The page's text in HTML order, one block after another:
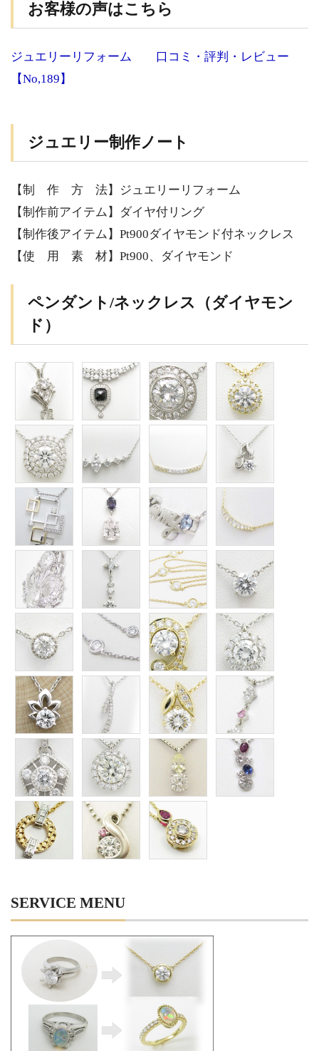
お客様の声はこちら
ジュエリーリフォーム 口コミ・評判・レビュー
【No,189】
ジュエリー制作ノート
【制 作 方 法】ジュエリーリフォーム
【制作前アイテム】ダイヤ付リング
【制作後アイテム】Pt900ダイヤモンド付ネックレス
【使 用 素 材】Pt900、ダイヤモンド
ペンダント/ネックレス（ダイヤモン
ド）
SERVICE MENU